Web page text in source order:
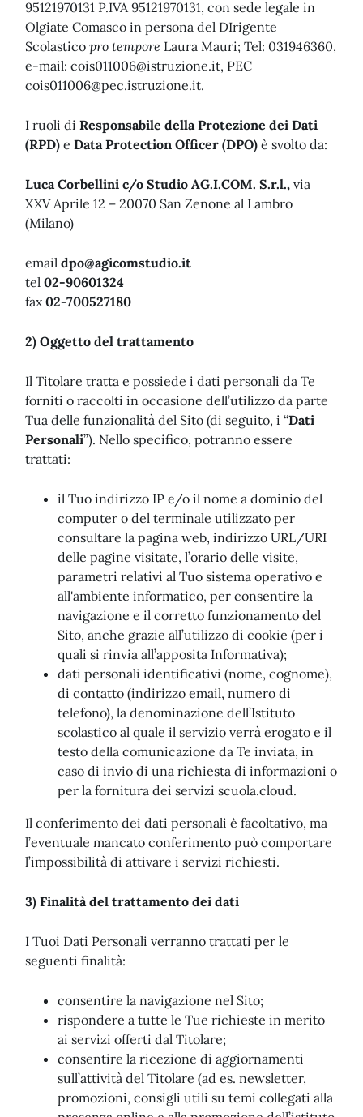
95121970131 P.IVA 95121970131, con sede legale in
Olgiate Comasco in persona del DIrigente
Scolastico pro tempore Laura Mauri; Tel: 031946360,
e-mail: cois011006@istruzione.it, PEC
cois011006@pec.istruzione.it.
I ruoli di Responsabile della Protezione dei Dati
(RPD) e Data Protection Officer (DPO) è svolto da:
Luca Corbellini c/o Studio AG.I.COM. S.r.l., via
XXV Aprile 12 – 20070 San Zenone al Lambro
(Milano)
email dpo@agicomstudio.it
tel 02-90601324
fax02-700527180
2) Oggetto del trattamento
Il Titolare tratta e possiede i dati personali da Te
forniti o raccolti in occasione dell’utilizzo da parte
Tua delle funzionalità del Sito (di seguito, i “Dati
Personali”). Nello specifico, potranno essere
trattati:
il Tuo indirizzo IP e/o il nome a dominio del
computer o del terminale utilizzato per
consultare la pagina web, indirizzo URL/URI
delle pagine visitate, l’orario delle visite,
parametri relativi al Tuo sistema operativo e
all'ambiente informatico, per consentire la
navigazione e il corretto funzionamento del
Sito, anche grazie all’utilizzo di cookie (per i
quali si rinvia all’apposita Informativa);
dati personali identificativi (nome, cognome),
di contatto (indirizzo email, numero di
telefono), la denominazione dell’Istituto
scolastico al quale il servizio verrà erogato e il
testo della comunicazione da Te inviata, in
caso di invio di una richiesta di informazioni o
per la fornitura dei servizi scuola.cloud.
Il conferimento dei dati personali è facoltativo, ma
l’eventuale mancato conferimento può comportare
l’impossibilità di attivare i servizi richiesti.
3) Finalità del trattamento dei dati
I Tuoi Dati Personali verranno trattati per le
seguenti finalità:
consentire la navigazione nel Sito;
rispondere a tutte le Tue richieste in merito
ai servizi offerti dal Titolare;
consentire la ricezione di aggiornamenti
sull’attività del Titolare (ad es. newsletter,
promozioni, consigli utili su temi collegati alla